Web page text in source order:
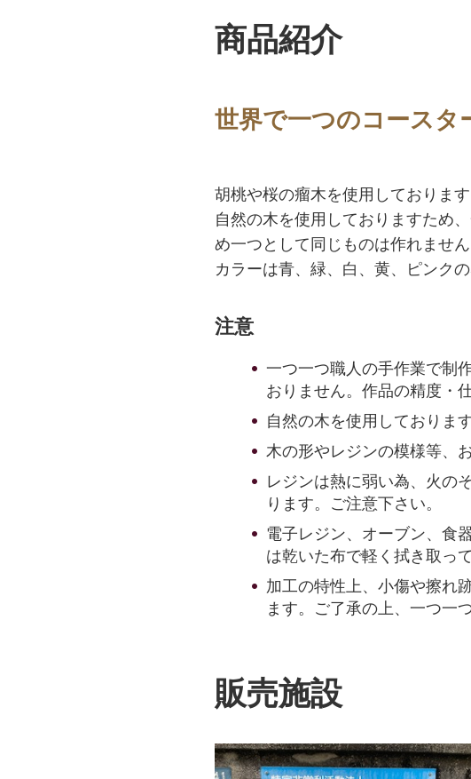
商品紹介
世界で一つのコースタ
胡桃や桜の瘤木を使用しております
自然の木を使用しておりますため
め一つとして同じものは作れません
カラーは青、緑、白、黄、ピンク
注意
一つ一つ職人の手作業で制
おりません。作品の精度・
自然の木を使用しておりま
木の形やレジンの模様等、
レジンは熱に弱い為、火の
ります。ご注意下さい。
電子レジン、オーブン、食
は乾いた布で軽く拭き取っ
加工の特性上、小傷や擦れ
ます。ご了承の上、一つ一
販売施設